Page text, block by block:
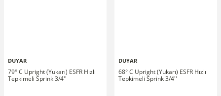
DUYAR
79° C Upright (Yukarı) ESFR Hızlı
Tepkimeli Sprink 3/4''
DUYAR
68° C Upright (Yukarı) ESFR Hızlı
Tepkimeli Sprink 3/4''